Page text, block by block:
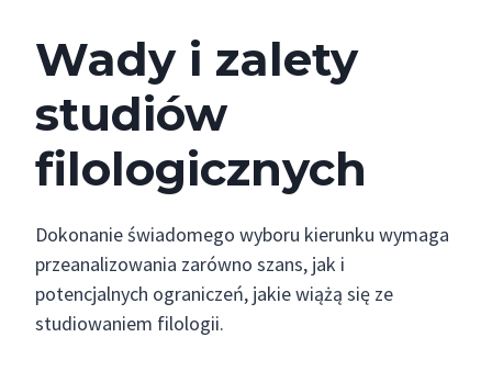
Wady i zalety
studiów
filologicznych
Dokonanie świadomego wyboru kierunku wymaga
przeanalizowania zarówno szans, jak i
potencjalnych ograniczeń, jakie wiążą się ze
studiowaniem filologii.